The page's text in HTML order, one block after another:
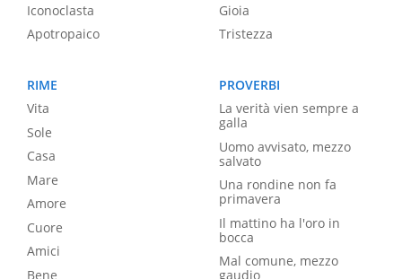
Iconoclasta
Apotropaico
Gioia
Tristezza
RIME
Vita
Sole
Casa
Mare
Amore
Cuore
Amici
Bene
PROVERBI
La verità vien sempre a
galla
Uomo avvisato, mezzo
salvato
Una rondine non fa
primavera
Il mattino ha l'oro in
bocca
Mal comune, mezzo
gaudio